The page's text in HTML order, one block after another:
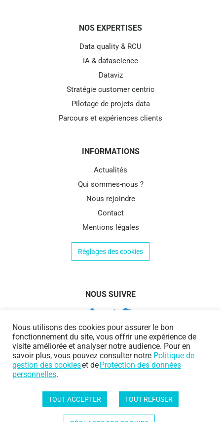
NOS EXPERTISES
Data quality & RCU
IA & datascience
Dataviz
Stratégie customer centric
Pilotage de projets data
Parcours et expériences clients
INFORMATIONS
Actualités
Qui sommes-nous ?
Nous rejoindre
Contact
Mentions légales
Réglages des cookies
NOUS SUIVRE
Protection des données personnelles
Politique de gestion des cookies
Copyright © 2020 AI&DATA
Nous utilisons des cookies pour assurer le bon
fonctionnement du site, vous offrir une expérience de
visite améliorée et analyser notre audience. Pour en
savoir plus, vous pouvez consulter notre Politique de
gestion des cookieset deProtection des données
personnelles.
TOUT ACCEPTER TOUT REFUSER